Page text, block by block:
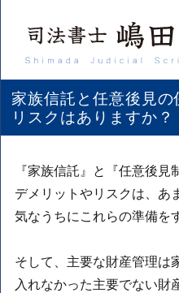
家族信託と任意後見
リスクはありますか？
『家族信託』と『任意後
デメリットやリスクは、あ
気なうちにこれらの準備を
そして、主要な財産管理は
入れなかった主要でない財